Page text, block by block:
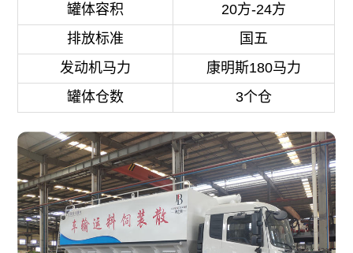
罐体容积
20方-24方
排放标准
国五
发动机马力
康明斯180马力
罐体仓数
3个仓